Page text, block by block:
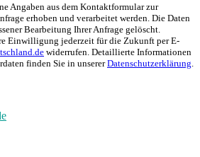
Angaben aus dem Kontaktformular zur
erhoben und verarbeitet werden. Die Daten
Bearbeitung Ihrer Anfrage gelöscht.
Einwilligung jederzeit für die Zukunft per E-
widerrufen. Detaillierte Informationen
finden Sie in unsererDatenschutzerklärung